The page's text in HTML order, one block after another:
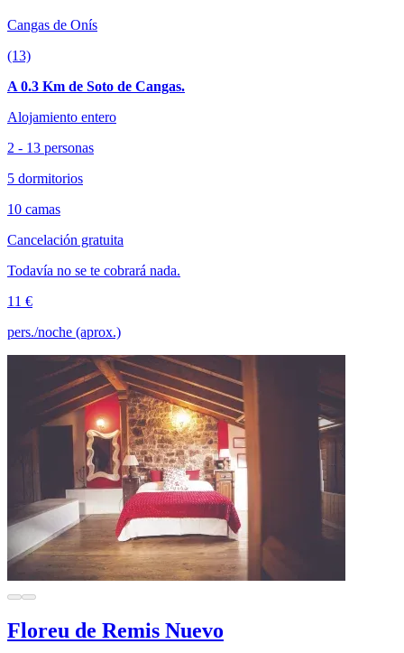
Cangas de Onís
(13)
A 0.3 Km de Soto de Cangas.
Alojamiento entero
2 - 13 personas
5 dormitorios
10 camas
Cancelación gratuita
Todavía no se te cobrará nada.
11 €
pers./noche (aprox.)
Floreu de Remis Nuevo